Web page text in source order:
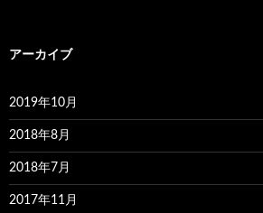
アーカイブ
2019年10月
2018年8月
2018年7月
2017年11月